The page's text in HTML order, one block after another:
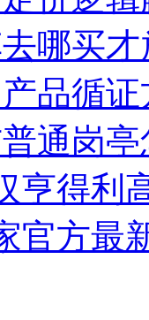
哪买
品循
通岗
亨得利
官方最